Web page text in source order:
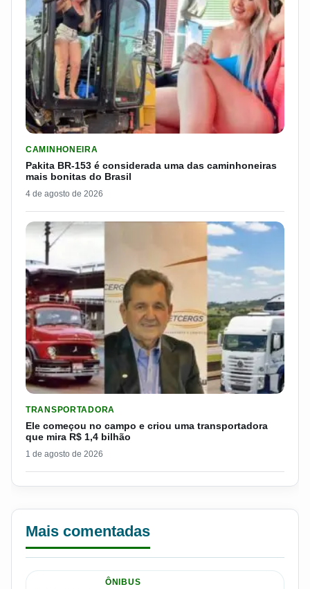
CAMINHONEIRA
Pakita BR-153 é considerada uma das caminhoneiras
mais bonitas do Brasil
4 de agosto de 2026
TRANSPORTADORA
Ele começou no campo e criou uma transportadora
que mira R$ 1,4 bilhão
1 de agosto de 2026
Mais comentadas
ÔNIBUS